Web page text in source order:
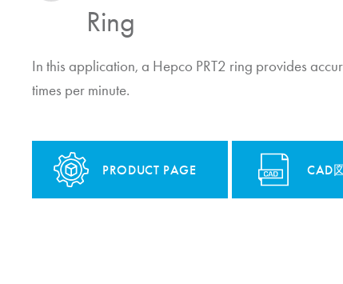
Ring
In this application, a Hepco PRT2 ring provides
times per minute.
PRODUCT PAGE CAD